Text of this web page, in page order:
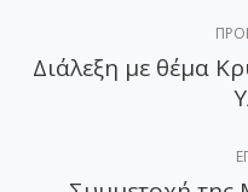
navigation
Διάλεξη με θέμα